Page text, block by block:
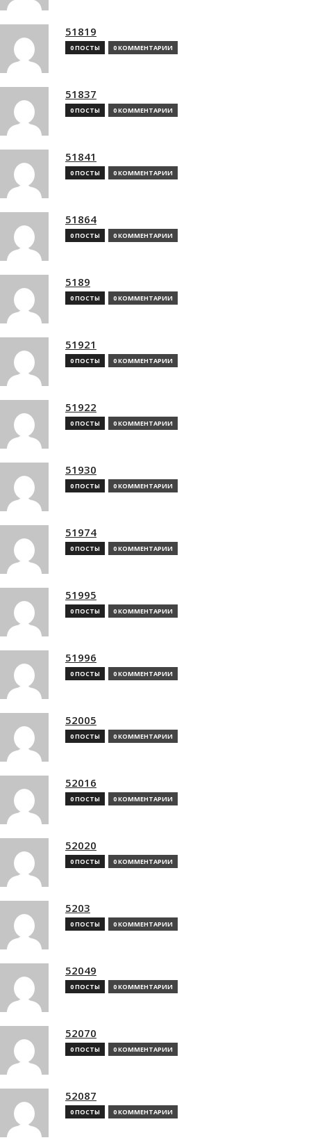
51819
0 ПОСТЫ 0 КОММЕНТАРИИ
51837
0 ПОСТЫ 0 КОММЕНТАРИИ
51841
0 ПОСТЫ 0 КОММЕНТАРИИ
51864
0 ПОСТЫ 0 КОММЕНТАРИИ
5189
0 ПОСТЫ 0 КОММЕНТАРИИ
51921
0 ПОСТЫ 0 КОММЕНТАРИИ
51922
0 ПОСТЫ 0 КОММЕНТАРИИ
51930
0 ПОСТЫ 0 КОММЕНТАРИИ
51974
0 ПОСТЫ 0 КОММЕНТАРИИ
51995
0 ПОСТЫ 0 КОММЕНТАРИИ
51996
0 ПОСТЫ 0 КОММЕНТАРИИ
52005
0 ПОСТЫ 0 КОММЕНТАРИИ
52016
0 ПОСТЫ 0 КОММЕНТАРИИ
52020
0 ПОСТЫ 0 КОММЕНТАРИИ
5203
0 ПОСТЫ 0 КОММЕНТАРИИ
52049
0 ПОСТЫ 0 КОММЕНТАРИИ
52070
0 ПОСТЫ 0 КОММЕНТАРИИ
52087
0 ПОСТЫ 0 КОММЕНТАРИИ